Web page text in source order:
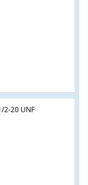
2-20 UNF